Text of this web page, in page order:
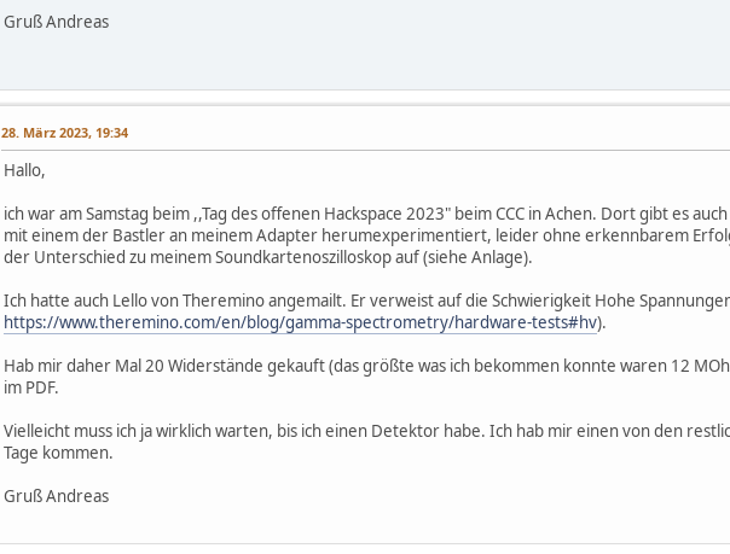
Gruß Andreas
28. März 2023, 19:34
Hallo,
ich war am Samstag beim ,,Tag des offenen Hackspace 2023" beim CCC in Achen. Dort gibt es
mit einem der Bastler an meinem Adapter herumexperimentiert, leider ohne erkennbarem
der Unterschied zu meinem Soundkartenoszilloskop auf (siehe Anlage).
Ich hatte auch Lello von Theremino angemailt. Er verweist auf die Schwierigkeit Hohe
https://www.theremino.com/en/blog/gamma-spectrometry/hardware-tests#hv).
Hab mir daher Mal 20 Widerstände gekauft (das größte was ich bekommen konnte waren 12
im PDF.
Vielleicht muss ich ja wirklich warten, bis ich einen Detektor habe. Ich hab mir einen von den
Tage kommen.
Gruß Andreas